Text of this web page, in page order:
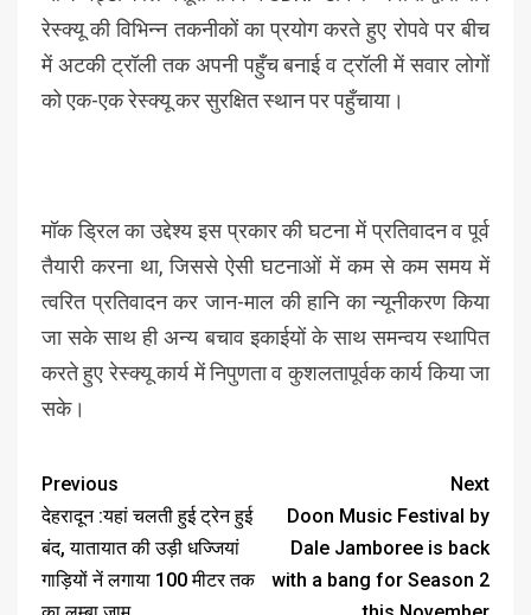
रेस्क्यू की विभिन्न तकनीकों का प्रयोग करते हुए रोपवे पर बीच
में अटकी ट्रॉली तक अपनी पहुँच बनाई व ट्रॉली में सवार लोगों
को एक-एक रेस्क्यू कर सुरक्षित स्थान पर पहुँचाया।
मॉक ड्रिल का उद्देश्य इस प्रकार की घटना में प्रतिवादन व पूर्व
तैयारी करना था, जिससे ऐसी घटनाओं में कम से कम समय में
त्वरित प्रतिवादन कर जान-माल की हानि का न्यूनीकरण किया
जा सके साथ ही अन्य बचाव इकाईयों के साथ समन्वय स्थापित
करते हुए रेस्क्यू कार्य में निपुणता व कुशलतापूर्वक कार्य किया जा
सके।
Previous
देहरादून :यहां चलती हुई ट्रेन हुई
बंद, यातायात की उड़ी धज्जियां
गाड़ियों नें लगाया 100 मीटर तक
Next
Doon Music Festival by
Dale Jamboree is back
with a bang for Season 2